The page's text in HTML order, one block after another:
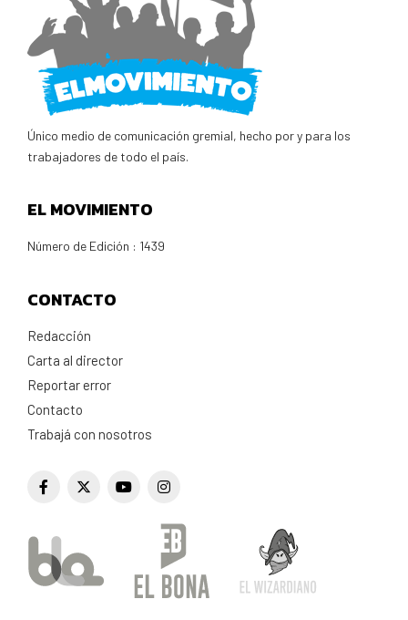
Único medio de comunicación gremial, hecho por y para los
trabajadores de todo el país.
EL MOVIMIENTO
Número de Edición : 1439
CONTACTO
Redacción
Carta al director
Reportar error
Contacto
Trabajá con nosotros